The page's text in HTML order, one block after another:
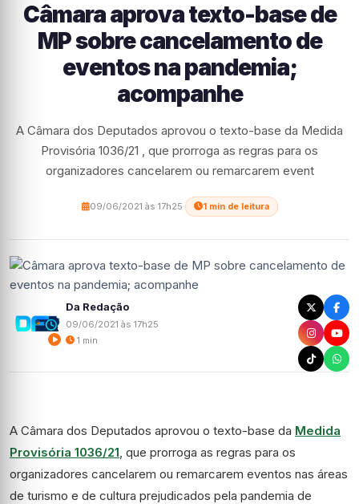
Câmara aprova texto-base de
MP sobre cancelamento de
eventos na pandemia;
acompanhe
A Câmara dos Deputados aprovou o texto-base da Medida
Provisória 1036/21 , que prorroga as regras para os
organizadores cancelarem ou remarcarem event
09/06/2021 às 17h25 1 min de leitura
Da Redação
09/06/2021 às 17h25
1 min
A Câmara dos Deputados aprovou o texto-base da Medida
Provisória 1036/21, que prorroga as regras para os
organizadores cancelarem ou remarcarem eventos nas áreas
de turismo e de cultura prejudicados pela pandemia de